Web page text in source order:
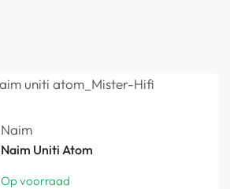
Naim
Naim Uniti Atom
Op voorraad